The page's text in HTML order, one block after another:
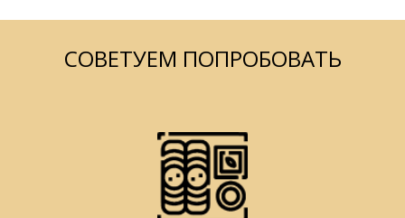
СОВЕТУЕМ ПОПРОБОВАТЬ